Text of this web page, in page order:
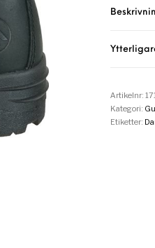
Artikelnr:
Kategori:
Etiketter: